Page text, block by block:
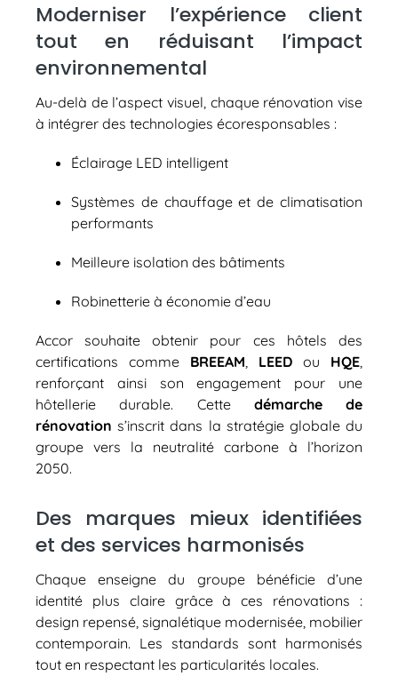
Moderniser l’expérience client
tout en réduisant l’impact
environnemental
Au-delà de l’aspect visuel, chaque rénovation vise
à intégrer des technologies écoresponsables :
Éclairage LED intelligent
Systèmes de chauffage et de climatisation
performants
Meilleure isolation des bâtiments
Robinetterie à économie d’eau
Accor souhaite obtenir pour ces hôtels des
certifications comme BREEAM, LEED ou HQE,
renforçant ainsi son engagement pour une
hôtellerie durable. Cette démarche de
rénovation s’inscrit dans la stratégie globale du
groupe vers la neutralité carbone à l’horizon
2050.
Des marques mieux identifiées
et des services harmonisés
Chaque enseigne du groupe bénéficie d’une
identité plus claire grâce à ces rénovations :
design repensé, signalétique modernisée, mobilier
contemporain. Les standards sont harmonisés
tout en respectant les particularités locales.